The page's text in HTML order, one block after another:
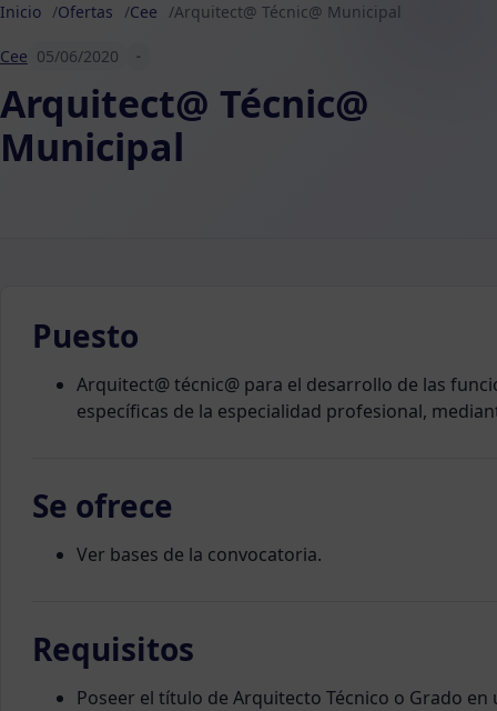
Inicio Ofertas Cee Arquitect@ Técnic@ Municipal
Cee 05/06/2020 -
Arquitect@ Técnic@
Municipal
Puesto
Arquitect@ técnic@ para el desarrollo de las
específicas de la especialidad profesional,
Se ofrece
Ver bases de la convocatoria.
Requisitos
Poseer el título de Arquitecto Técnico o Grado